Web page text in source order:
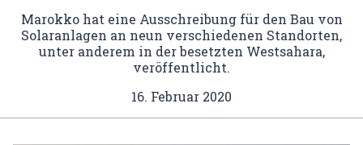
Marokko hat eine Ausschreibung für den Bau von
Solaranlagen an neun verschiedenen Standorten,
unter anderem in der besetzten Westsahara,
veröffentlicht.
16. Februar 2020